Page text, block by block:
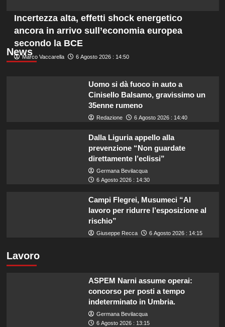
News
Incertezza alta, effetti shock energetico
ancora in arrivo sull’economia europea
secondo la BCE
Marco Vaccarella 6 Agosto 2026 : 14:50
Uomo si dà fuoco in auto a
Cinisello Balsamo, gravissimo un
35enne rumeno
Redazione 6 Agosto 2026 : 14:40
Dalla Liguria appello alla
prevenzione “Non guardate
direttamente l’eclissi”
Germana Bevilacqua
6 Agosto 2026 : 14:30
Campi Flegrei, Musumeci “Al
lavoro per ridurre l’esposizione al
rischio”
Giuseppe Recca 6 Agosto 2026 : 14:15
Lavoro
ASPEM Narni assume operai:
concorso per posti a tempo
indeterminato in Umbria.
Germana Bevilacqua
6 Agosto 2026 : 13:15